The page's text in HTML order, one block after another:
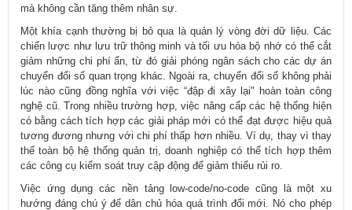
mà không cần tăng thêm nhân sự.
Một khía cạnh thường bị bỏ qua là quản lý vòng đời dữ liệu. Các
chiến lược như lưu trữ thông minh và tối ưu hóa bộ nhớ có thể cắt
giảm những chi phí ẩn, từ đó giải phóng ngân sách cho các dự án
chuyển đổi số quan trọng khác. Ngoài ra, chuyển đổi số không phải
lúc nào cũng đồng nghĩa với việc “đập đi xây lại" hoàn toàn công
nghệ cũ. Trong nhiều trường hợp, việc nâng cấp các hệ thống hiện
có bằng cách tích hợp các giải pháp mới có thể đạt được hiệu quả
tương đương nhưng với chi phí thấp hơn nhiều. Ví dụ, thay vì thay
thế toàn bộ hệ thống quản trị, doanh nghiệp có thể tích hợp thêm
các công cụ kiểm soát truy cập động để giảm thiểu rủi ro.
Việc ứng dụng các nền tảng low-code/no-code cũng là một xu
hướng đáng chú ý để dân chủ hóa quá trình đổi mới. Nó cho phép